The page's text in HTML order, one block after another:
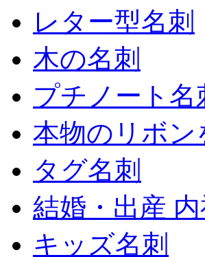
レター型名刺
木の名刺
プチノート名
本物のリボ
タグ名刺
結婚・出産
キッズ名刺